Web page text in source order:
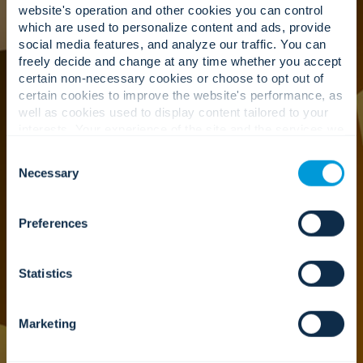
website's operation and other cookies you can control
which are used to personalize content and ads, provide
social media features, and analyze our traffic. You can
freely decide and change at any time whether you accept
certain non-necessary cookies or choose to opt out of
certain cookies to improve the website's performance, as
well as cookies used to display content tailored to your
cookies. Click "Show details" below for more information
about who we share your information with.
Selection
Necessary
Preferences
Statistics
Marketing
Promovemos el equilibrio: en el trabajo, en casa
y en los momentos más importantes. Cuando
nuestros compañeros prosperan, nuestros
clientes y comunidades también.
trabajo seguro, inclusivo y
Creamos espacios donde cada compañero se
La seguridad, la inclusión y el bienestar son parte
integral de nuestra forma de trabajar, liderar y